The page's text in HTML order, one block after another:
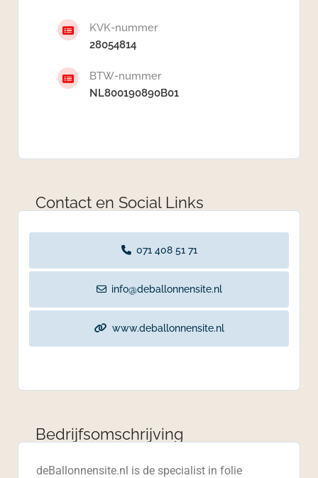
KVK-nummer
28054814
BTW-nummer
NL800190890B01
Contact en Social Links
071 408 51 71
info@deballonnensite.nl
www.deballonnensite.nl
Bedrijfsomschrijving
deBallonnensite.nl is de specialist in folie